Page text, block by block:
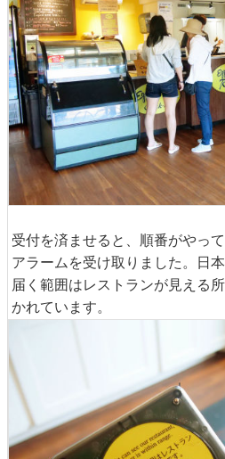
受付を済ませると、順番がやっ
アラームを受け取りました。日
届く範囲はレストランが見える
かれています。